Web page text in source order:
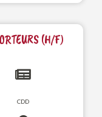
(H/F)
CDD